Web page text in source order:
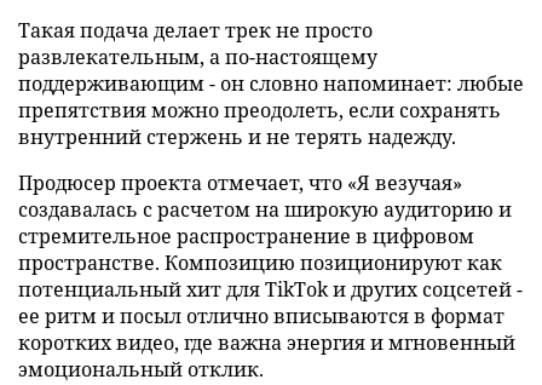
Такая подача делает трек не просто
развлекательным, а по-настоящему
поддерживающим - он словно напоминает: любые
препятствия можно преодолеть, если сохранять
внутренний стержень и не терять надежду.
Продюсер проекта отмечает, что «Я везучая»
создавалась с расчетом на широкую аудиторию и
стремительное распространение в цифровом
пространстве. Композицию позиционируют как
потенциальный хит для TikTok и других соцсетей -
ее ритм и посыл отлично вписываются в формат
коротких видео, где важна энергия и мгновенный
эмоциональный отклик.